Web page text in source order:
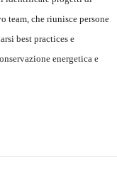
team, che riunisce persone
best practices e
energetica e